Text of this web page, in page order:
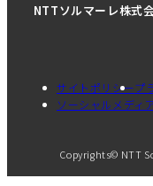
NTTソルマーレ株式
サイトポリシープ
ソーシャルメディ
Copyrights© NTT